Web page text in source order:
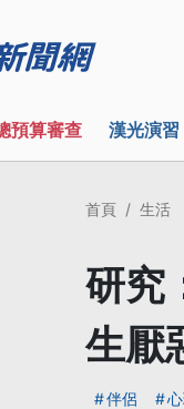
預算審查 漢光演習
首頁 生活
研究
生厭
伴侶